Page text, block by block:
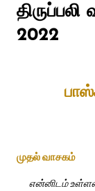
2022
முதல் வாசகம்
என்னிடம்